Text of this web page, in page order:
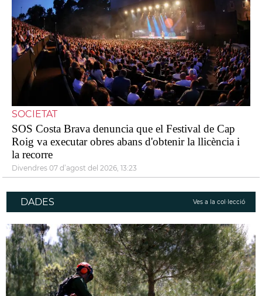
SOCIETAT
SOS Costa Brava denuncia que el Festival de Cap
Roig va executar obres abans d'obtenir la llicència i
la recorre
divendres 07 d’agost del 2026, 13:23
DADES Ves a la col·lecció